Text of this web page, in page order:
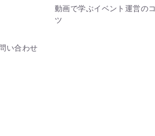
い合わせ
動画で学ぶイベント運営のコ
ツ